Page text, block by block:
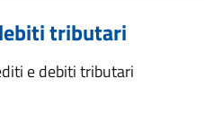
tributari
e debiti tributari